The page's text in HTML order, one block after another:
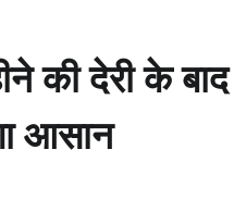
देरी के
आसान